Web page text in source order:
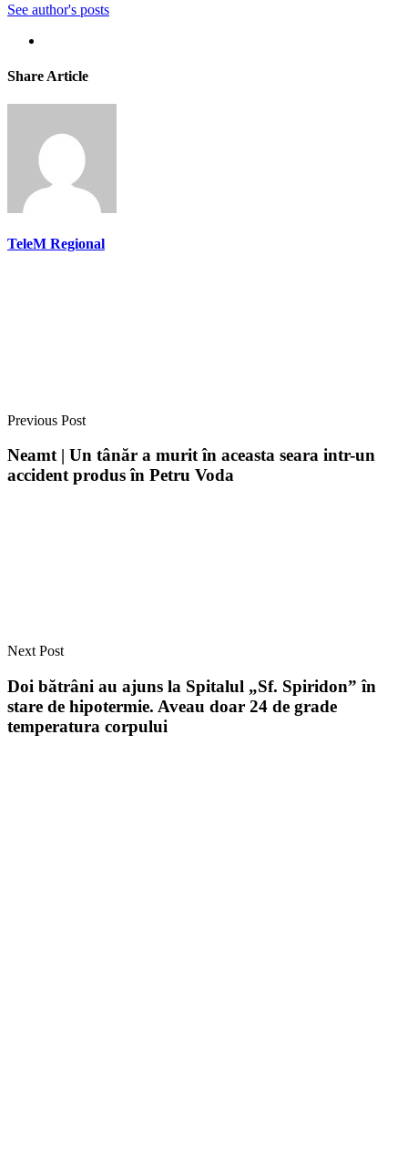
See author's posts
Share Article
TeleM Regional
Previous Post
Neamt | Un tânăr a murit în aceasta seara intr-un
accident produs în Petru Voda
Next Post
Doi bătrâni au ajuns la Spitalul „Sf. Spiridon” în
stare de hipotermie. Aveau doar 24 de grade
temperatura corpului